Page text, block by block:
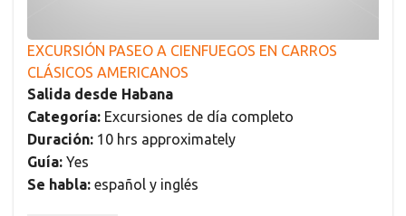
EXCURSIÓN PASEO A CIENFUEGOS EN CARROS
CLÁSICOS AMERICANOS
Salida desde Habana
Categoría: Excursiones de día completo
Duración: 10 hrs approximately
Guía: Yes
Se habla: español y inglés